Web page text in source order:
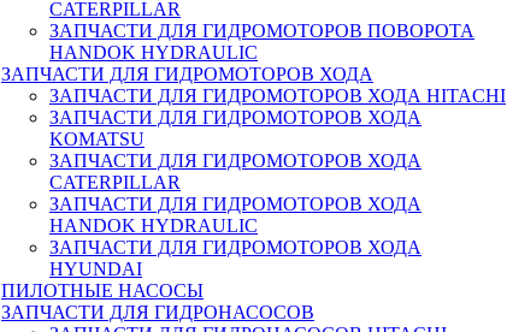
CATERPILLAR
ЗАПЧАСТИ ДЛЯ ГИДРОМОТОРОВ ПОВОРОТА
HANDOK HYDRAULIC
ЗАПЧАСТИ ДЛЯ ГИДРОМОТОРОВ ХОДА
ЗАПЧАСТИ ДЛЯ ГИДРОМОТОРОВ ХОДА HITACHI
ЗАПЧАСТИ ДЛЯ ГИДРОМОТОРОВ ХОДА
KOMATSU
ЗАПЧАСТИ ДЛЯ ГИДРОМОТОРОВ ХОДА
CATERPILLAR
ЗАПЧАСТИ ДЛЯ ГИДРОМОТОРОВ ХОДА
HANDOK HYDRAULIC
ЗАПЧАСТИ ДЛЯ ГИДРОМОТОРОВ ХОДА
HYUNDAI
ПИЛОТНЫЕ НАСОСЫ
ЗАПЧАСТИ ДЛЯ ГИДРОНАСОСОВ